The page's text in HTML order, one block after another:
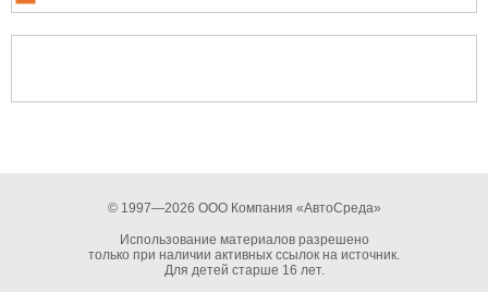
© 1997—2026 ООО Компания «АвтоСреда»
Использование материалов разрешено
только при наличии активных ссылок на источник.
Для детей старше 16 лет.